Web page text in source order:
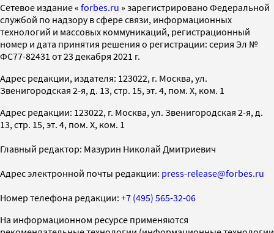
Cетевое издание « forbes.ru » зарегистрировано Федеральной
службой по надзору в сфере связи, информационных
технологий и массовых коммуникаций, регистрационный
номер и дата принятия решения о регистрации: серия Эл №
ФС77-82431 от 23 декабря 2021 г.
Адрес редакции, издателя: 123022, г. Москва, ул.
Звенигородская 2-я, д. 13, стр. 15, эт. 4, пом. X, ком. 1
Адрес редакции: 123022, г. Москва, ул. Звенигородская 2-я, д.
13, стр. 15, эт. 4, пом. X, ком. 1
Главный редактор: Мазурин Николай Дмитриевич
Адрес электронной почты редакции: press-release@forbes.ru
Номер телефона редакции: +7 (495) 565-32-06
На информационном ресурсе применяются